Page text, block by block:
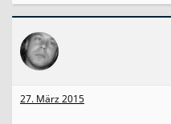
27. März 2015